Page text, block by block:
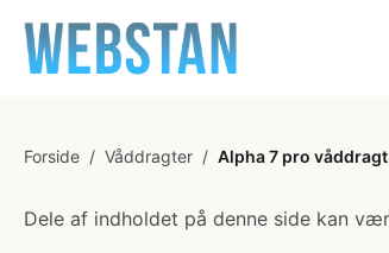
Forside / Våddragter / Alpha 7 pro
Dele af indholdet på denne side kan